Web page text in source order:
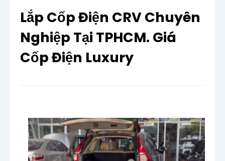
Lắp Cốp Điện CRV Chuyên
Nghiệp Tại TPHCM. Giá
Cốp Điện Luxury